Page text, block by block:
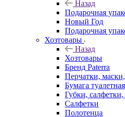
Назад
Подарочная
Новый Год
Подарочная
Хозтовары
Назад
Хозтовары
Бренд Paterra
Перчатки,
Бумага туалетная
Губки,
Салфетки
Полотенца